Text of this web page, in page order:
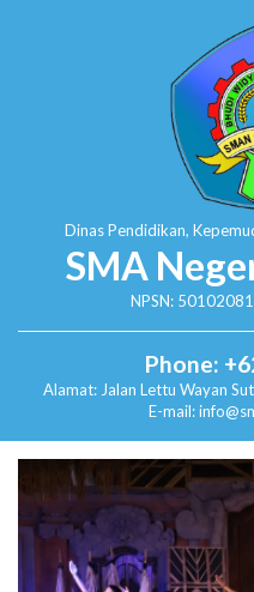
Dinas Pendidikan,
SMA
NPSN:
Phone:
Alamat: Jalan Lettu Wayan
E-mail: